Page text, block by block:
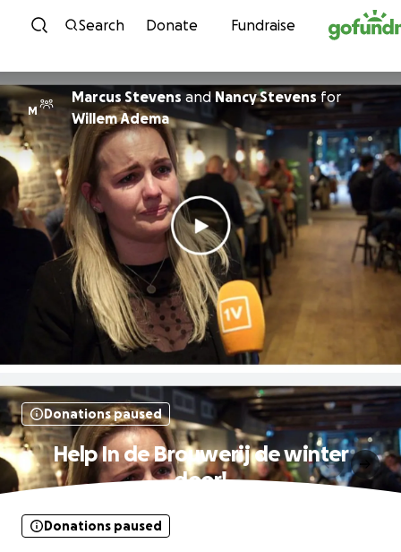
Skip to content
Search Donate Fundraise
M
Marcus Stevens and Nancy Stevens for
Willem Adema
Donations paused
Help In de Brouwerij de winter
door!
Donations paused